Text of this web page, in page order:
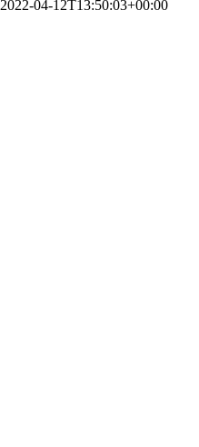
2022-04-12T13:50:03+00:00